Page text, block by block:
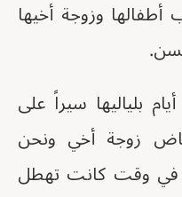
وزوجة أخيها
بلياليها سيراً على
زوجة أخي ونحن
في وقت كانت تهطل